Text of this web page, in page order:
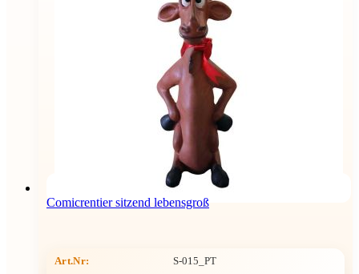
Comicrentier sitzend lebensgroß
Art.Nr: S-015_PT